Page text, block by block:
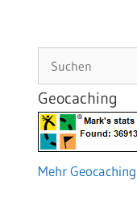
Geocaching
Mehr Geocaching